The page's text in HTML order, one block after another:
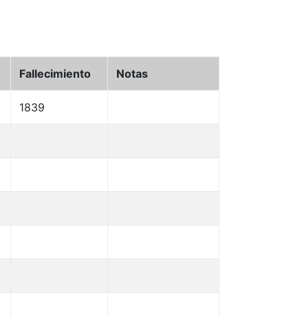
Fallecimiento Notas
1839